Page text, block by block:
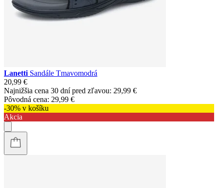
Lanetti Sandále Tmavomodrá
20,99 €
Najnižšia cena 30 dní pred zľavou: 29,99 €
Pôvodná cena: 29,99 €
-30% v košíku
Akcia